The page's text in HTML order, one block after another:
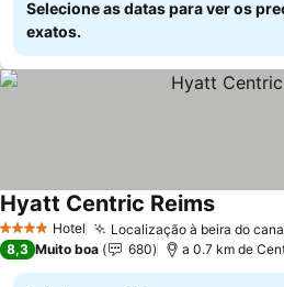
Selecione as datas para ver os
exatos.
4 EstrelasHotel Localização à beira do
Hyatt Centric Reims
8,3 Muito boa 680 a 0.7 km de